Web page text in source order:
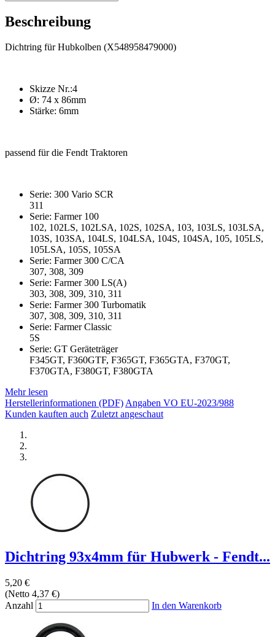
Beschreibung
Dichtring für Hubkolben (X548958479000)
Skizze Nr.:4
Ø: 74 x 86mm
Stärke: 6mm
passend für die Fendt Traktoren
Serie: 300 Vario SCR
311
Serie: Farmer 100
102, 102LS, 102LSA, 102S, 102SA, 103, 103LS, 103LSA,
103S, 103SA, 104LS, 104LSA, 104S, 104SA, 105, 105LS,
105LSA, 105S, 105SA
Serie: Farmer 300 C/CA
307, 308, 309
Serie: Farmer 300 LS(A)
303, 308, 309, 310, 311
Serie: Farmer 300 Turbomatik
307, 308, 309, 310, 311
Serie: Farmer Classic
5S
Serie: GT Geräteträger
F345GT, F360GTF, F365GT, F365GTA, F370GT,
F370GTA, F380GT, F380GTA
Mehr lesen
Herstellerinformationen (PDF)Angaben VO EU-2023/988
Kunden kauften auch Zuletzt angeschaut
Dichtring 93x4mm für Hubwerk - Fendt...
5,20 €
(Netto 4,37 €)
Anzahl
In den Warenkorb